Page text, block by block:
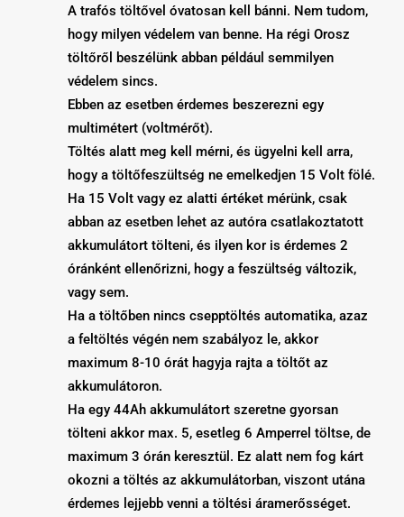
A trafós töltővel óvatosan kell bánni. Nem tudom,
hogy milyen védelem van benne. Ha régi Orosz
töltőről beszélünk abban például semmilyen
védelem sincs.
Ebben az esetben érdemes beszerezni egy
multimétert (voltmérőt).
Töltés alatt meg kell mérni, és ügyelni kell arra,
hogy a töltőfeszültség ne emelkedjen 15 Volt fölé.
Ha 15 Volt vagy ez alatti értéket mérünk, csak
abban az esetben lehet az autóra csatlakoztatott
akkumulátort tölteni, és ilyen kor is érdemes 2
óránként ellenőrizni, hogy a feszültség változik,
vagy sem.
Ha a töltőben nincs csepptöltés automatika, azaz
a feltöltés végén nem szabályoz le, akkor
maximum 8-10 órát hagyja rajta a töltőt az
akkumulátoron.
Ha egy 44Ah akkumulátort szeretne gyorsan
tölteni akkor max. 5, esetleg 6 Amperrel töltse, de
maximum 3 órán keresztül. Ez alatt nem fog kárt
okozni a töltés az akkumulátorban, viszont utána
érdemes lejjebb venni a töltési áramerősséget.